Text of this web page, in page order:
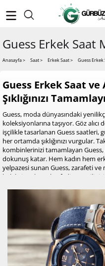
Guess Erkek Saat
Anasayfa> Saat > Erkek Saat > Guess Erkek
Guess Erkek Saat
Şıklığınızı
Guess, moda dünyasındaki
koleksiyonlarına taşıyor. Göz
işçilikle tasarlanan Guess saatleri,
her ortamda şıklığınızı vurgular.
kombinlerinizi tamamlayan
dokunuş katar. Hem kadın hem
yelpazesi sunan Guess, zarafeti
koleksiyonlarını keşfedin ve stilinizi